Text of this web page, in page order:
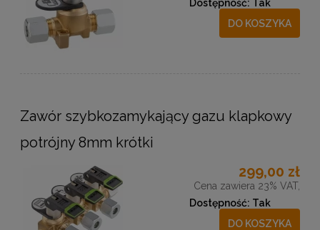
Dostępność:
Tak
DO KOSZYKA
Zawór szybkozamykający gazu klapkowy
potrójny 8mm krótki
299,00 zł
Cena zawiera 23% VAT,
Dostępność: Tak
DO KOSZYKA